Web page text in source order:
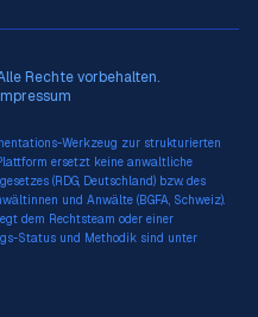
Rechte vorbehalten.
Werkzeug zur strukturierten
ersetzt keine anwaltliche
(RDG, Deutschland) bzw. des
und Anwälte (BGFA, Schweiz).
dem Rechtsteam oder einer
Status und Methodik sind unter